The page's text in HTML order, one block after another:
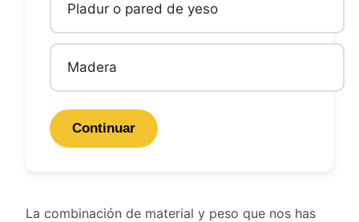
Pladur o pared de yeso
Madera
Continuar
La combinación de material y peso que nos has